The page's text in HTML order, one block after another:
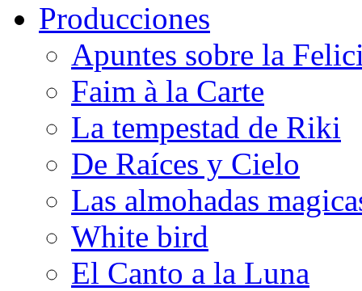
Producciones
Apuntes sobre la
Faim à la Carte
La tempestad de Riki
De Raíces y Cielo
Las almohadas
White bird
El Canto a la Luna